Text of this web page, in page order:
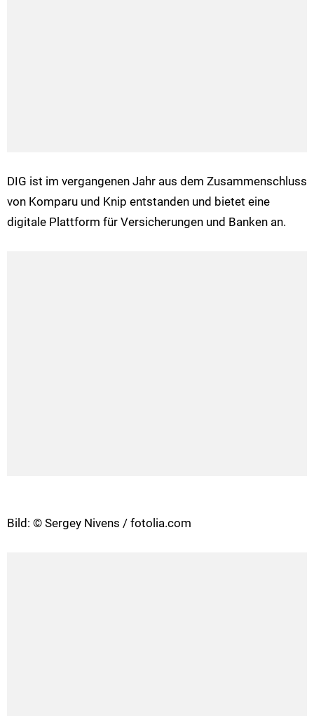
DIG ist im vergangenen Jahr aus dem Zusammenschluss
von Komparu und Knip entstanden und bietet eine
digitale Plattform für Versicherungen und Banken an.
Bild: © Sergey Nivens / fotolia.com